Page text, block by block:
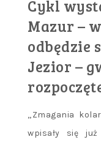
Cykl
Mazur –
odbędzie
Jezior –
„Zmagania
wpisały się